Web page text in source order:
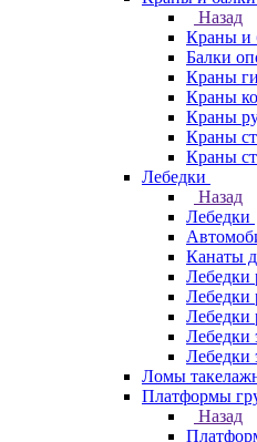
Назад
Краны и
Балки
Краны
Краны
Краны
Краны
Краны
Лебедки
Назад
Лебедки
Канаты
Лебедки
Лебедки
Лебедки
Лебедки
Ломы
Платформы
Назад